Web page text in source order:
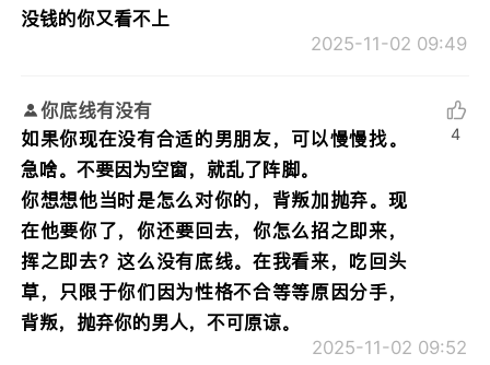
没钱的你又看不上
2025-11-02 09:49
你底线有没有
如果你现在没有合适的男朋友，可以慢慢找。
急啥。不要因为空窗，就乱了阵脚。
你想想他当时是怎么对你的，背叛加抛弃。现
在他要你了，你还要回去，你怎么招之即来，
挥之即去？这么没有底线。在我看来，吃回头
草，只限于你们因为性格不合等等原因分手，
背叛，抛弃你的男人，不可原谅。
2025-11-02 09:52
4